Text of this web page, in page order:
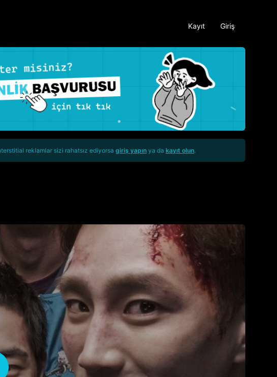
Kayıt Giriş
reklamlar sizi rahatsız ediyorsa giriş yapın ya da kayıt olun.